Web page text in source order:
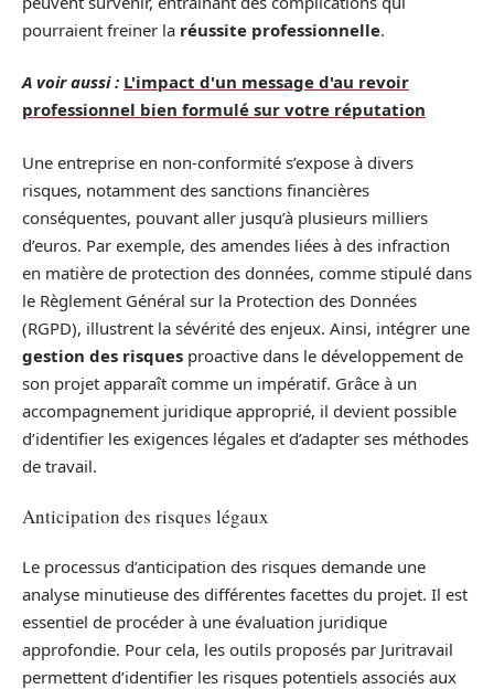
pourraient freiner la réussite professionnelle.
A voir aussi : L'impact d'un message d'au revoir
professionnel bien formulé sur votre réputation
Une entreprise en non-conformité s’expose à divers
risques, notamment des sanctions financières
conséquentes, pouvant aller jusqu’à plusieurs milliers
d’euros. Par exemple, des amendes liées à des infraction
en matière de protection des données, comme stipulé dans
le Règlement Général sur la Protection des Données
(RGPD), illustrent la sévérité des enjeux. Ainsi, intégrer une
gestion des risques proactive dans le développement de
son projet apparaît comme un impératif. Grâce à un
accompagnement juridique approprié, il devient possible
d’identifier les exigences légales et d’adapter ses méthodes
de travail.
Anticipation des risques légaux
Le processus d’anticipation des risques demande une
analyse minutieuse des différentes facettes du projet. Il est
essentiel de procéder à une évaluation juridique
approfondie. Pour cela, les outils proposés par Juritravail
permettent d’identifier les risques potentiels associés aux